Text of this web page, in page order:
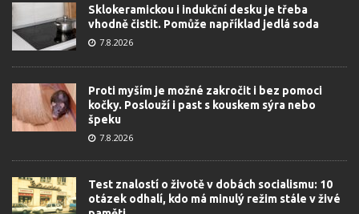
Sklokeramickou i indukční desku je třeba
vhodně čistit. Pomůže například jedlá soda
7.8.2026
Proti myším je možné zakročit i bez pomoci
kočky. Poslouží i past s kouskem sýra nebo
špeku
7.8.2026
Test znalostí o životě v dobách socialismu: 10
otázek odhalí, kdo má minulý režim stále v živé